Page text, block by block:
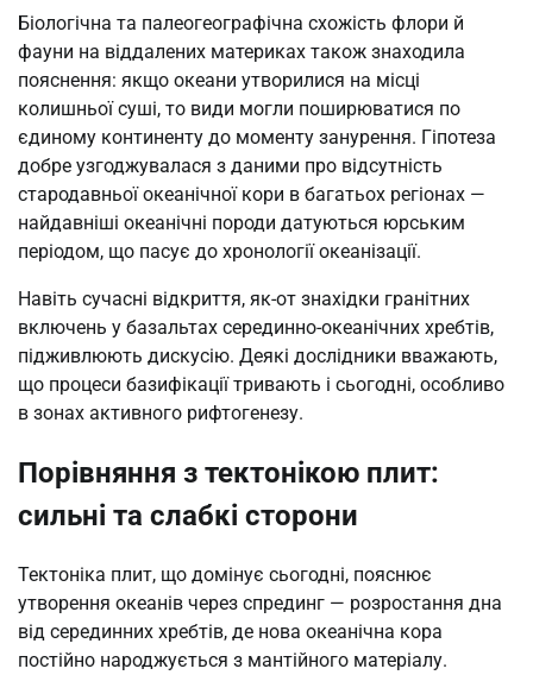
Біологічна та палеогеографічна схожість флори й
фауни на віддалених материках також знаходила
пояснення: якщо океани утворилися на місці
колишньої суші, то види могли поширюватися по
єдиному континенту до моменту занурення. Гіпотеза
добре узгоджувалася з даними про відсутність
стародавньої океанічної кори в багатьох регіонах —
найдавніші океанічні породи датуються юрським
періодом, що пасує до хронології океанізації.
Навіть сучасні відкриття, як-от знахідки гранітних
включень у базальтах серединно-океанічних хребтів,
підживлюють дискусію. Деякі дослідники вважають,
що процеси базифікації тривають і сьогодні, особливо
в зонах активного рифтогенезу.
Порівняння з тектонікою плит:
сильні та слабкі сторони
Тектоніка плит, що домінує сьогодні, пояснює
утворення океанів через спрединг — розростання дна
від серединних хребтів, де нова океанічна кора
постійно народжується з мантійного матеріалу.